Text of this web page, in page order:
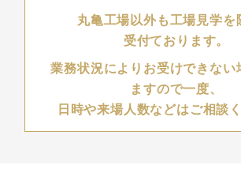
丸亀工場以外も工場見学を
受付ております。
業務状況によりお受けできない
ますので一度、
日時や来場人数などはご相談